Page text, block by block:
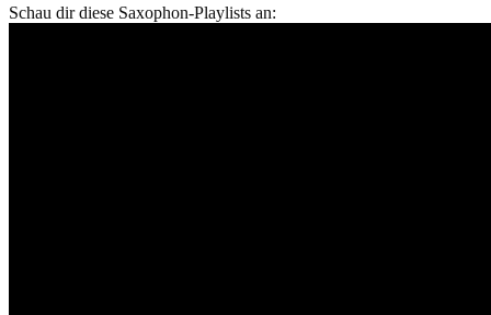
Schau dir diese Saxophon-Playlists an: